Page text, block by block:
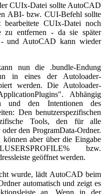
CUIx-Datei sollte AutoCAD
ABI- bzw. CUI-Befehl sollte
CUIx-Datei noch
entfernen - da sie später
- und AutoCAD kann wieder
nun die .bundle-Endung
in eines der Autoloader-
werden. Die Autoloader-
Abhängig
und den Intentionen des
Den benutzerspezifischen
Tools, den für alle
den ProgramData-Ordner.
aber über die Eingabe
bzw.
geöffnet werden.
wurde, lädt AutoCAD beim
automatisch und zeigt es
an. Wenn in der